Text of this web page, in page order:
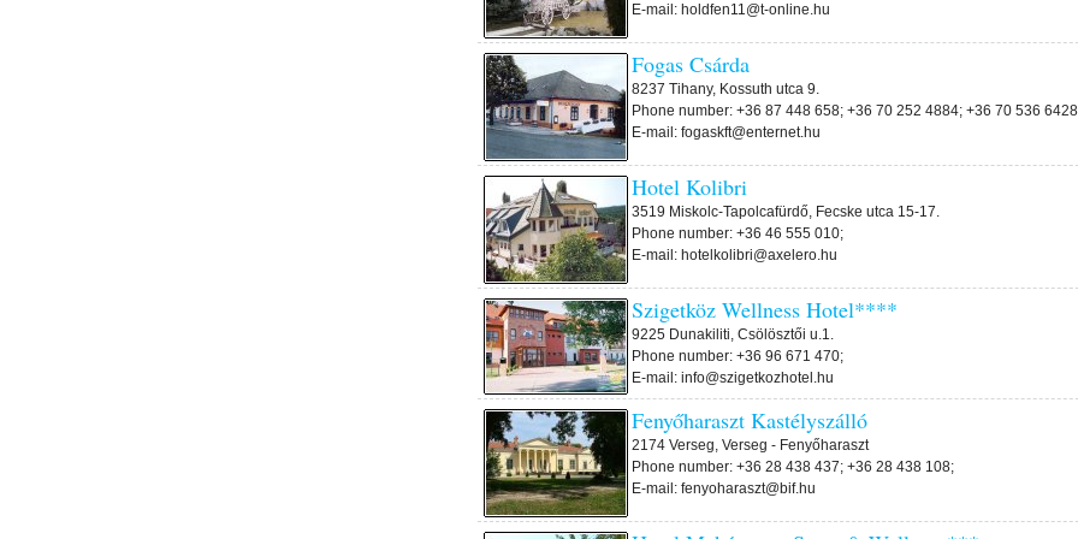
E-mail: holdfen11@t-online.hu
Fogas Csárda
8237 Tihany, Kossuth utca 9.
Phone number: +36 87 448 658; +36 70 252 4884; +36 70 536
E-mail: fogaskft@enternet.hu
Hotel Kolibri
3519 Miskolc-Tapolcafürdő, Fecske utca 15-17.
Phone number: +36 46 555 010;
E-mail: hotelkolibri@axelero.hu
Szigetköz Wellness Hotel****
9225 Dunakiliti, Csölösztői u.1.
Phone number: +36 96 671 470;
E-mail: info@szigetkozhotel.hu
Fenyőharaszt Kastélyszálló
2174 Verseg, Verseg - Fenyőharaszt
Phone number: +36 28 438 437; +36 28 438 108;
E-mail: fenyoharaszt@bif.hu